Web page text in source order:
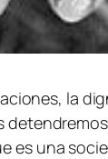
la
es una